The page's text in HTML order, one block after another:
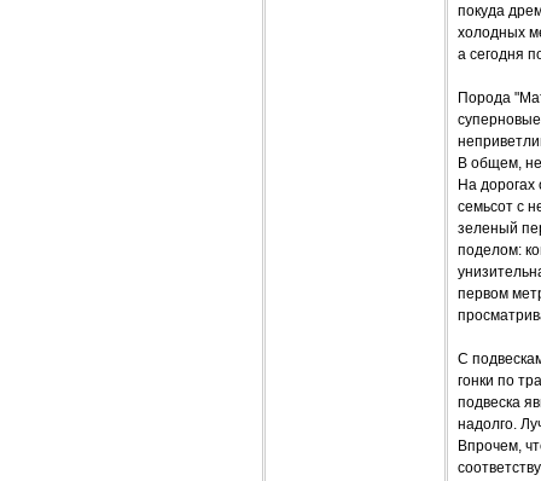
покуда
холодных
а сегодня
Порода
В общем,
На
семьсот с
зеленый
поделом:
первом
С
гонки по
подвеска
надолго.
Впрочем,